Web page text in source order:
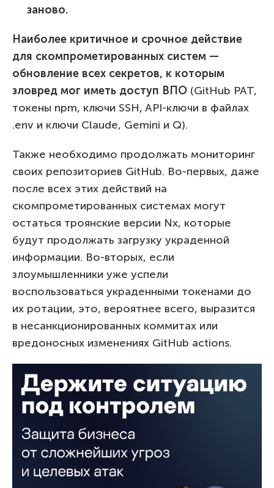
заново.
Наиболее критичное и срочное действие
для скомпрометированных систем —
обновление всех секретов, к которым
зловред мог иметь доступ ВПО (GitHub PAT,
токены npm, ключи SSH, API-ключи в файлах
.env и ключи Claude, Gemini и Q).
Также необходимо продолжать мониторинг
своих репозиториев GitHub. Во-первых, даже
после всех этих действий на
скомпрометированных системах могут
остаться троянские версии Nx, которые
будут продолжать загрузку украденной
информации. Во-вторых, если
злоумышленники уже успели
воспользоваться украденными токенами до
их ротации, это, вероятнее всего, выразится
в несанкционированных коммитах или
вредоносных изменениях GitHub actions.